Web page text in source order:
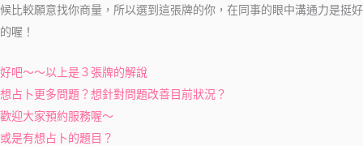
候比較願意找你商量， 所以選到這張牌的你， 在同事的眼中溝通力是挺好
的喔！
好吧～～以上是３張牌的解說
想占卜更多問題？想針對問題改善目前狀況？
歡迎大家預約服務喔～
或是有想占卜的題目？